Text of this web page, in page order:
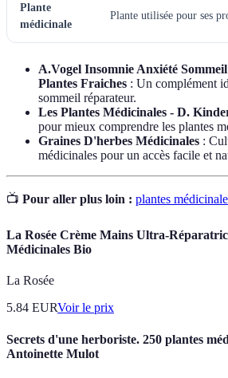
Plante
médicinale
Plante utilisée pour ses
A.Vogel Insomnie Anxiété
Plantes Fraiches : Un complément
sommeil réparateur.
Les Plantes Médicinales - D.
pour mieux comprendre les plantes
Graines D'herbes Médicinales :
médicinales pour un accès facile et
📺 Pour aller plus loin : plantes
La Rosée Crème Mains Ultra-
Médicinales Bio
La Rosée
5.84 EURVoir le prix
Secrets d'une herboriste. 250 plantes
Antoinette Mulot